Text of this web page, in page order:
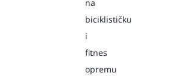
na
biciklističku
i
fitnes
opremu